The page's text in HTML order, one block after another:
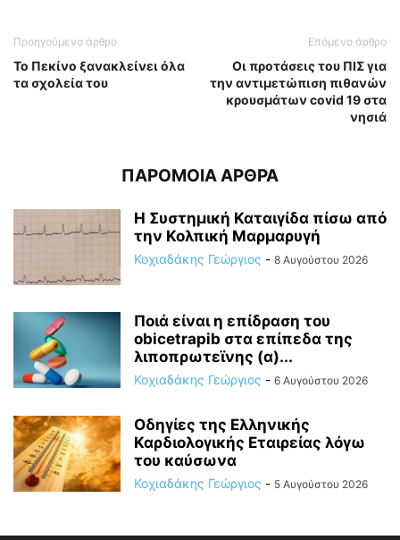
Προηγούμενο άρθρο
Το Πεκίνο ξανακλείνει όλα
τα σχολεία του
Επόμενο άρθρο
Οι προτάσεις του ΠΙΣ για
την αντιμετώπιση πιθανών
κρουσμάτων covid 19 στα
νησιά
ΠΑΡΟΜΟΙΑ ΑΡΘΡΑ
Η Συστημική Καταιγίδα πίσω από
την Κολπική Μαρμαρυγή
Κοχιαδάκης Γεώργιος - 8 Αυγούστου 2026
Ποιά είναι η επίδραση του
obicetrapib στα επίπεδα της
λιποπρωτεϊνης (α)...
Κοχιαδάκης Γεώργιος - 6 Αυγούστου 2026
Οδηγίες της Ελληνικής
Καρδιολογικής Εταιρείας λόγω
του καύσωνα
Κοχιαδάκης Γεώργιος - 5 Αυγούστου 2026